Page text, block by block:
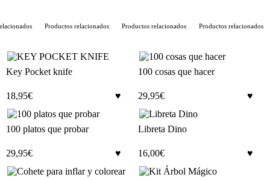
Productos relacionados Productos relacionados Productos relacionados
Key Pocket knife
18,95€
100 cosas que hacer
29,95€
100 platos que probar
29,95€
Libreta Dino
16,00€